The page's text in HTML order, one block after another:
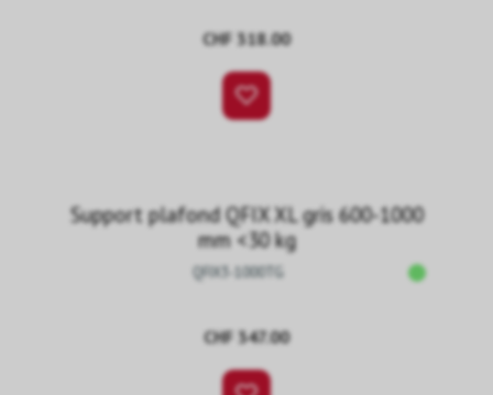
CHF 318.00
Support plafond QFIX XL gris 600-1000
mm <30 kg
QFIX3-1000TG
CHF 347.00